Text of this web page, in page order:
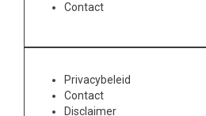
Contact
Privacybeleid
Contact
Disclaimer